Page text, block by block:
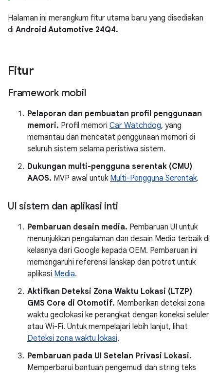
Halaman ini merangkum fitur utama baru yang disediakan
di Android Automotive 24Q4.
Fitur
Framework mobil
Pelaporan dan pembuatan profil penggunaan
memori. Profil memori Car Watchdog, yang
memantau dan mencatat penggunaan memori di
seluruh sistem selama peristiwa sistem.
Dukungan multi-pengguna serentak (CMU)
AAOS. MVP awal untuk Multi-Pengguna Serentak.
UI sistem dan aplikasi inti
Pembaruan desain media. Pembaruan UI untuk
menunjukkan pengalaman dan desain Media terbaik di
kelasnya dari Google kepada OEM. Pembaruan ini
memengaruhi referensi lanskap dan potret untuk
aplikasi Media.
Aktifkan Deteksi Zona Waktu Lokasi (LTZP)
GMS Core di Otomotif. Memberikan deteksi zona
waktu geolokasi ke perangkat dengan koneksi seluler
atau Wi-Fi. Untuk mempelajari lebih lanjut, lihat
Deteksi zona waktu lokasi.
Pembaruan pada UI Setelan Privasi Lokasi.
Memperbarui bantuan pengemudi dan string teks